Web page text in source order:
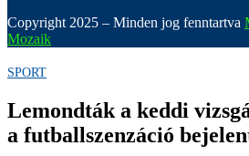
Copyright 2025 – Minden jog fenntartva
Mozaik
SPORT
Lemondták a keddi
a futballszenzáció